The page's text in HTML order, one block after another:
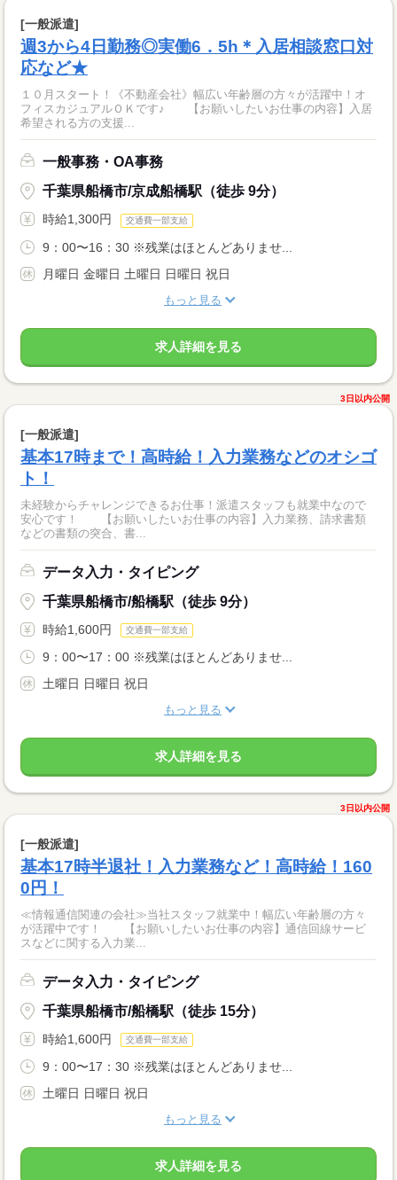
[一般派遣]
週3から4日勤務◎実働6．5h＊入居相談窓口対
応など★
１０月スタート！《不動産会社》幅広い年齢層の方々が活躍中！オ
フィスカジュアルＯＫです♪ 【お願いしたいお仕事の内容】入居
希望される方の支援...
一般事務・OA事務
千葉県船橋市/京成船橋駅（徒歩 9分）
時給1,300円 交通費一部支給
9：00〜16：30 ※残業はほとんどありませ...
月曜日 金曜日 土曜日 日曜日 祝日
もっと見る
求人詳細を見る
3日以内公開
[一般派遣]
基本17時まで！高時給！入力業務などのオシゴ
ト！
未経験からチャレンジできるお仕事！派遣スタッフも就業中なので
安心です！ 【お願いしたいお仕事の内容】入力業務、請求書類
などの書類の突合、書...
データ入力・タイピング
千葉県船橋市/船橋駅（徒歩 9分）
時給1,600円 交通費一部支給
9：00〜17：00 ※残業はほとんどありませ...
土曜日 日曜日 祝日
もっと見る
求人詳細を見る
3日以内公開
[一般派遣]
基本17時半退社！入力業務など！高時給！160
0円！
≪情報通信関連の会社≫当社スタッフ就業中！幅広い年齢層の方々
が活躍中です！ 【お願いしたいお仕事の内容】通信回線サービ
スなどに関する入力業...
データ入力・タイピング
千葉県船橋市/船橋駅（徒歩 15分）
時給1,600円 交通費一部支給
9：00〜17：30 ※残業はほとんどありませ...
土曜日 日曜日 祝日
もっと見る
求人詳細を見る